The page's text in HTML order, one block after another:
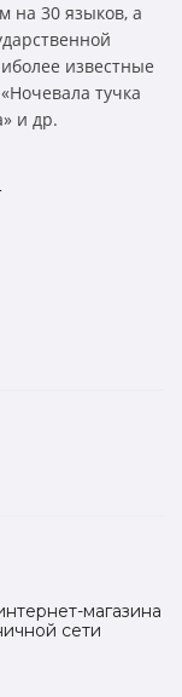
на 30 языков, а
известные
тучка
и др.
магазина
сети